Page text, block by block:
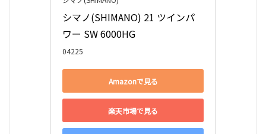
シマノ(SHIMANO) 21 ツインパ
ワー SW 6000HG
04225
Amazonで見る
楽天市場で見る